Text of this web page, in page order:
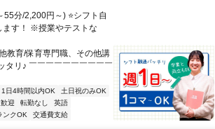
分/2,200円～) ⭐シフト自
ます！ ※授業やテストな
教育/保育専門職、その他講
タリ♪ ￣￣￣￣￣￣￣￣￣￣
1日4時間以内OK
土日祝のみOK
迎 転勤なし
英語
ンクOK 交通費支給